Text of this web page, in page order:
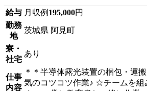
給与 月収例 195,000円
勤務
地
茨城県 阿見町
寮・
社宅
あり
仕事
内容
＊＊半導体露光装置の梱包・運
気のコツコツ作業♪ ☆チームを組